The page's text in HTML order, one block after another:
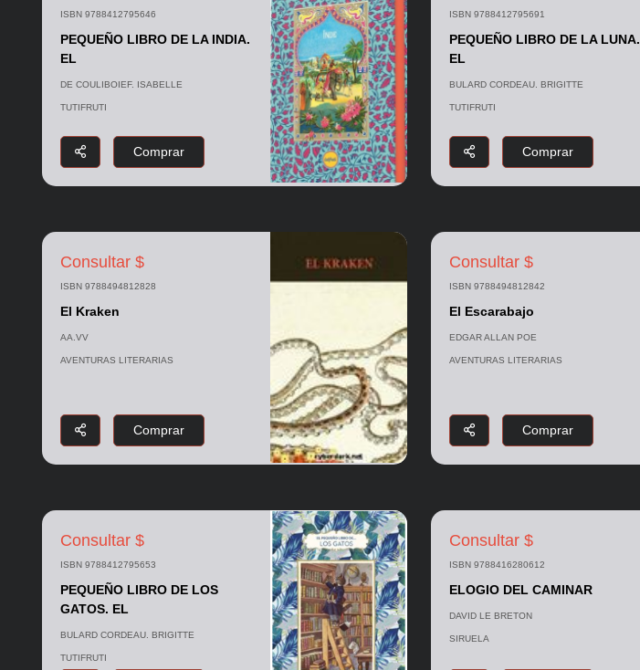
ISBN 9788412795646
PEQUEÑO LIBRO DE LA INDIA.
EL
DE COULIBOIEF. ISABELLE
TUTIFRUTI
Comprar
ISBN 9788412795691
PEQUEÑO LIBRO DE LA LUNA.
EL
BULARD CORDEAU. BRIGITTE
TUTIFRUTI
Comprar
Consultar $
ISBN 9788494812828
El Kraken
AA.VV
AVENTURAS LITERARIAS
Comprar
Consultar $
ISBN 9788494812842
El Escarabajo
EDGAR ALLAN POE
AVENTURAS LITERARIAS
Comprar
Consultar $
ISBN 9788412795653
PEQUEÑO LIBRO DE LOS
GATOS. EL
BULARD CORDEAU. BRIGITTE
TUTIFRUTI
Consultar $
ISBN 9788416280612
ELOGIO DEL CAMINAR
DAVID LE BRETON
SIRUELA